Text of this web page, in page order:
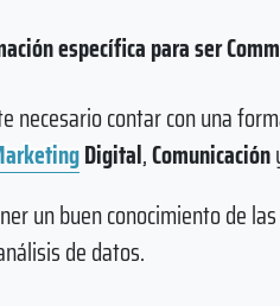
específica para ser
necesario contar con una
Digital,Comunicación
un buen conocimiento de
de datos.